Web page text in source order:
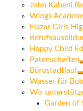
John Kaheni
Wings
Elazar Girls
Happy Child
Patenschaften
Bürostadtlauf
Wasser für
Wir
Garden of